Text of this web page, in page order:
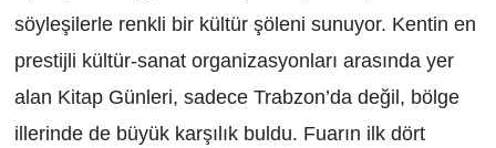
söyleşilerle renkli bir kültür şöleni sunuyor. Kentin en
prestijli kültür-sanat organizasyonları arasında yer
alan Kitap Günleri, sadece Trabzon’da değil, bölge
illerinde de büyük karşılık buldu. Fuarın ilk dört